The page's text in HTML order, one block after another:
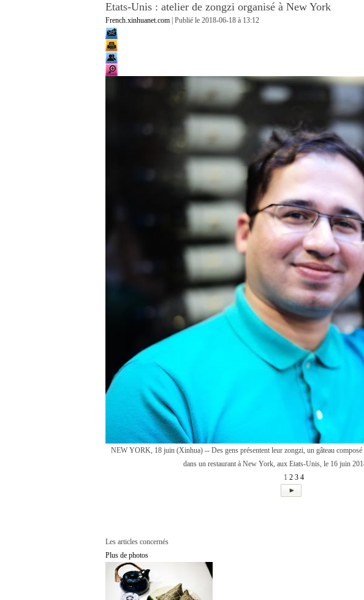
Etats-Unis : atelier de zongzi organisé à New York
French.xinhuanet.com | Publié le 2018-06-18 à 13:12
NEW YORK, 18 juin (Xinhua) -- Des gens présentent leur zongzi, un gâteau composé
dans un restaurant à New York, aux Etats-Unis, le 16 juin
1 2 3 4
Les articles concernés
Plus de photos